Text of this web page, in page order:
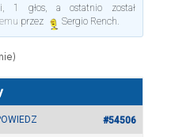
1 głos, a ostatnio został
przez Sergio Rench.
#54506